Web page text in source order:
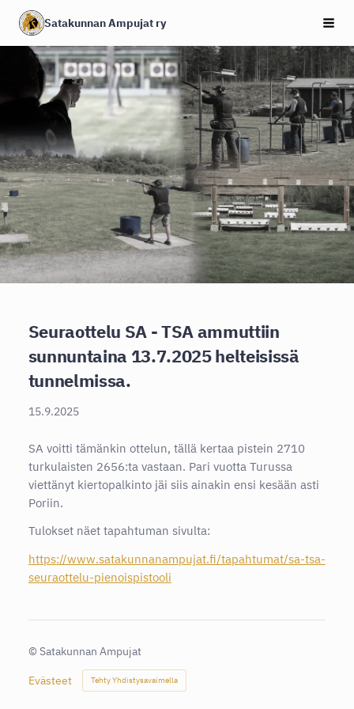
Siirry
sivun
sisältöön
Satakunnan Ampujat ry
Seuraottelu SA - TSA ammuttiin
sunnuntaina 13.7.2025 helteisissä
tunnelmissa.
15.9.2025
SA voitti tämänkin ottelun, tällä kertaa pistein 2710
turkulaisten 2656:ta vastaan. Pari vuotta Turussa
viettänyt kiertopalkinto jäi siis ainakin ensi kesään asti
Poriin.
Tulokset näet tapahtuman sivulta:
https://www.satakunnanampujat.fi/tapahtumat/sa-tsa-
seuraottelu-pienoispistooli
© Satakunnan Ampujat
Evästeet Tehty Yhdistysavaimella